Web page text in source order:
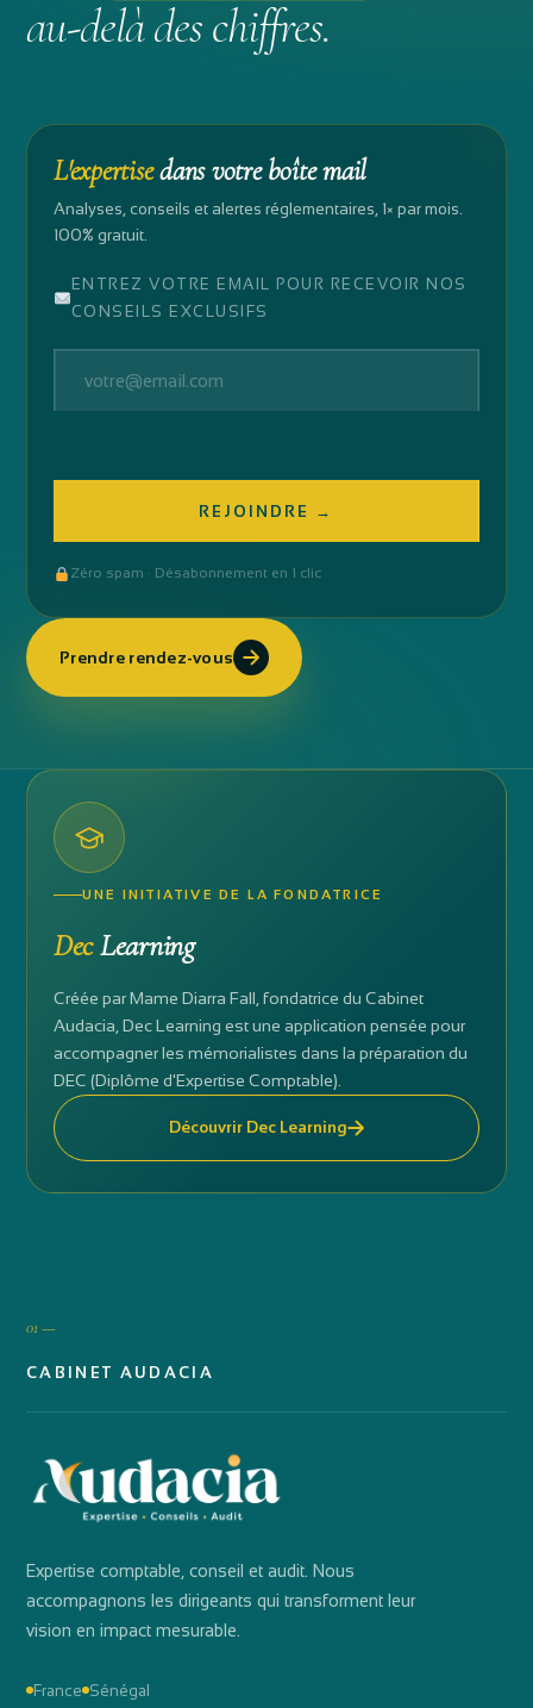
au-delà des chiffres.
L'expertisedans votre boîte mail
Analyses, conseils et alertes réglementaires, 1× par mois.
100% gratuit.
ENTREZ VOTRE EMAIL POUR RECEVOIR NOS
CONSEILS EXCLUSIFS
Zéro spam · Désabonnement en 1 clic
Prendre rendez-vous
UNE INITIATIVE DE LA FONDATRICE
DecLearning
Créée par Mame Diarra Fall, fondatrice du Cabinet
Audacia, Dec Learning est une application pensée pour
accompagner les mémorialistes dans la préparation du
DEC (Diplôme d'Expertise Comptable).
Découvrir Dec Learning
01 —
CABINET AUDACIA
Expertise comptable, conseil et audit. Nous
accompagnons les dirigeants qui transforment leur
vision en impact mesurable.
France Sénégal